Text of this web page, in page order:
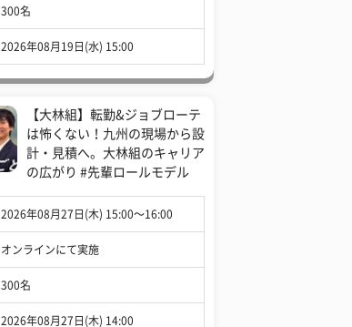
300名
2026年08月19日(水) 15:00
【大林組】転勤&ジョブローテ
は怖くない！九州の現場から設
計・見積へ。大林組のキャリア
の広がり #先輩ロールモデル
2026年08月27日(木) 15:00〜16:00
オンラインにて実施
300名
2026年08月27日(木) 14:00